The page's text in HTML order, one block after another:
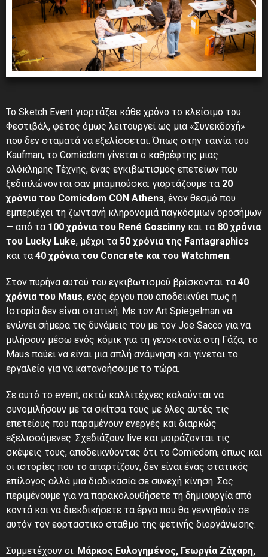
Το Sketch Event γιορτάζει κάθε χρόνο το κλείσιμο του
Φεστιβάλ, φέτος όμως λειτουργεί ως μια «Συνεκδοχή»
που δεν σταματά να εξελίσσεται. Όπως στην ταινία του
Kaufman, το Comicdom γίνεται ο καθρέφτης μιας
ολόκληρης Τέχνης, ένας εγκιβωτισμός επετείων που
ξεδιπλώνονται σαν μπαμπούσκα: γιορτάζουμε τα 20
χρόνια του Comicdom CΟΝ Athens, έναν θεσμό που
εμπεριέχει τη ζωντανή κληρονομιά παγκόσμιων οροσήμων
— από τα 100 χρόνια του René Goscinny και τα 80 χρόνια
του Lucky Luke, μέχρι τα 50 χρόνια της Fantagraphics
και τα 40 χρόνια του Concrete και του Watchmen.
Στον πυρήνα αυτού του εγκιβωτισμού βρίσκονται τα 40
χρόνια του Maus, ενός έργου που αποδεικνύει πως η
Ιστορία δεν είναι στατική. Με τον Art Spiegelman να
ενώνει σήμερα τις δυνάμεις του με τον Joe Sacco για να
μιλήσουν μέσω ενός κόμικ για τη γενοκτονία στη Γάζα, το
Maus παύει να είναι μια απλή ανάμνηση και γίνεται το
εργαλείο για να κατανοήσουμε το τώρα.
Σε αυτό το event, οκτώ καλλιτέχνες καλούνται να
συνομιλήσουν με τα σκίτσα τους με όλες αυτές τις
επετείους που παραμένουν ενεργές και διαρκώς
εξελισσόμενες. Σχεδιάζουν live και μοιράζονται τις
σκέψεις τους, αποδεικνύοντας ότι το Comicdom, όπως και
οι ιστορίες που το απαρτίζουν, δεν είναι ένας στατικός
επίλογος αλλά μια διαδικασία σε συνεχή κίνηση. Σας
περιμένουμε για να παρακολουθήσετε τη δημιουργία από
κοντά και να διεκδικήσετε τα έργα που θα γεννηθούν σε
αυτόν τον εορταστικό σταθμό της φετινής διοργάνωσης.
Συμμετέχουν οι: Μάρκος Ευλογημένος, Γεωργία Ζάχαρη,